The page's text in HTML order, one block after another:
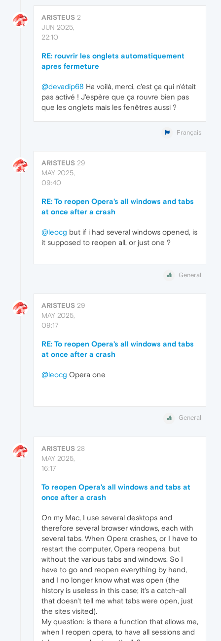
ARISTEUS 2
JUN 2025,
22:10
RE: rouvrir les onglets automatiquement
apres fermeture
@devadip68 Ha voilà, merci, c'est ça qui n'était
pas activé ! J'espère que ça rouvre bien pas
que les onglets mais les fenêtres aussi ?
Français
ARISTEUS 29
MAY 2025,
09:40
RE: To reopen Opera's all windows and tabs
at once after a crash
@leocg but if i had several windows opened, is
it supposed to reopen all, or just one ?
General
ARISTEUS 29
MAY 2025,
09:17
RE: To reopen Opera's all windows and tabs
at once after a crash
@leocg Opera one
General
ARISTEUS 28
MAY 2025,
16:17
To reopen Opera's all windows and tabs at
once after a crash
On my Mac, I use several desktops and
therefore several browser windows, each with
several tabs. When Opera crashes, or I have to
restart the computer, Opera reopens, but
without the various tabs and windows. So I
have to go and reopen everything by hand,
and I no longer know what was open (the
history is useless in this case; it's a catch-all
that doesn't tell me what tabs were open, just
the sites visited).
My question: is there a function that allows me,
when I reopen opera, to have all sessions and